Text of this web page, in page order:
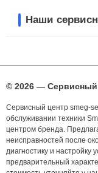
Наши
© 2026 — Сервисный
Сервисный центр smeg-
обслуживании техники
центром бренда.
неисправностей после
диагностику и настройку
предварительный